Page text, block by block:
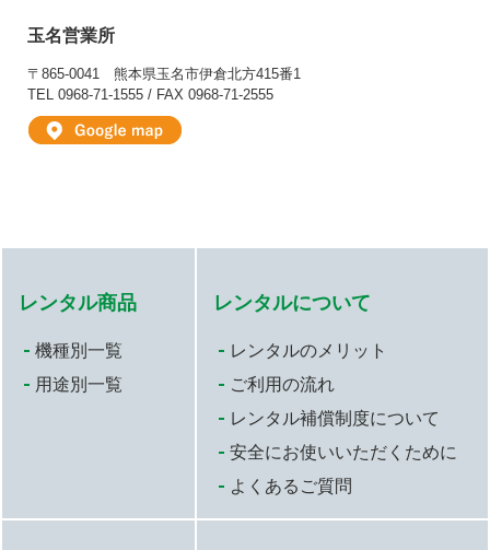
玉名営業所
〒865-0041 熊本県玉名市伊倉北方415番1
TEL 0968-71-1555 / FAX 0968-71-2555
レンタル商品
機種別一覧
用途別一覧
レンタルについて
レンタルのメリット
ご利用の流れ
レンタル補償制度について
安全にお使いいただくために
よくあるご質問